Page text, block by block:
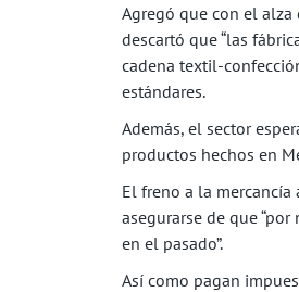
Agregó que con el
descartó que “las
cadena textil-
estándares.
Además, el sector
productos hechos en
El freno a la
asegurarse de que
en el pasado”.
Así como pagan